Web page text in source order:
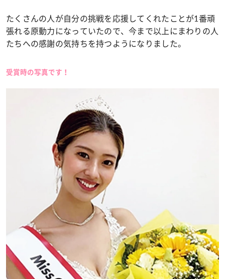
たくさんの人が自分の挑戦を応援してくれたことが1番頑
張れる原動力になっていたので、今まで以上にまわりの人
たちへの感謝の気持ちを持つようになりました。
受賞時の写真です！